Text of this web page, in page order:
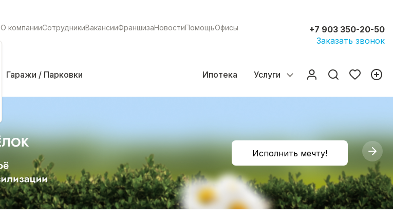
О компанииСотрудникиВакансииФраншизаНовостиПомощьОфисы
+7 903 350-20-50
Заказать звонок
Гаражи / Парковки Ипотека Услуги
Исполнить мечту!